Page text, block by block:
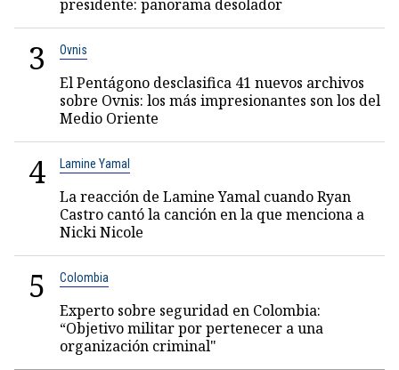
presidente: panorama desolador
3 Ovnis
El Pentágono desclasifica 41 nuevos archivos
sobre Ovnis: los más impresionantes son los del
Medio Oriente
4 Lamine Yamal
La reacción de Lamine Yamal cuando Ryan
Castro cantó la canción en la que menciona a
Nicki Nicole
5 Colombia
Experto sobre seguridad en Colombia:
“Objetivo militar por pertenecer a una
organización criminal"